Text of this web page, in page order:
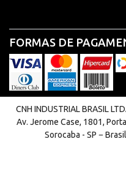
FORMAS DE
CNH INDUSTRIAL BRASIL
Av. Jerome Case, 1801,
Sorocaba - SP −